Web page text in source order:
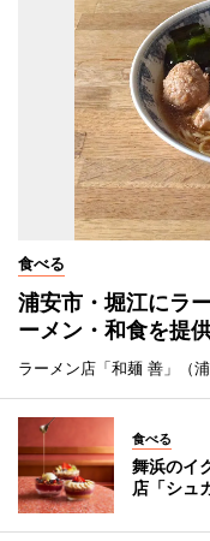
食べる
浦安市・堀江にラ
ーメン・和食を提
ラーメン店「和麺 善」（
食べる
舞浜のイ
店「シュ